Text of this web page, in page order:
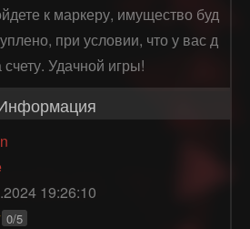
к маркеру, имущество буд
при условии, что у вас д
Удачной игры!
19:26:10
0/5